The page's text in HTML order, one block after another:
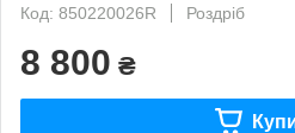
Код: 850220026R
Роздріб
8 800 ₴